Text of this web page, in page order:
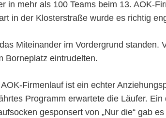
in mehr als 100 Teams beim 13. AOK-
in der Klosterstraße wurde es richtig
Miteinander im Vordergrund standen.
Borneplatz eintrudelten.
Firmenlauf ist ein echter
Programm erwartete die Läufer. Ein
gesponsert von „Nur die“ gab